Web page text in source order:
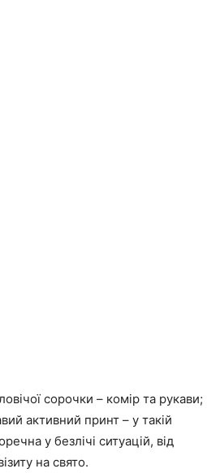
сорочки – комір та рукави;
активний принт – у такій
у безлічі ситуацій, від
на свято.